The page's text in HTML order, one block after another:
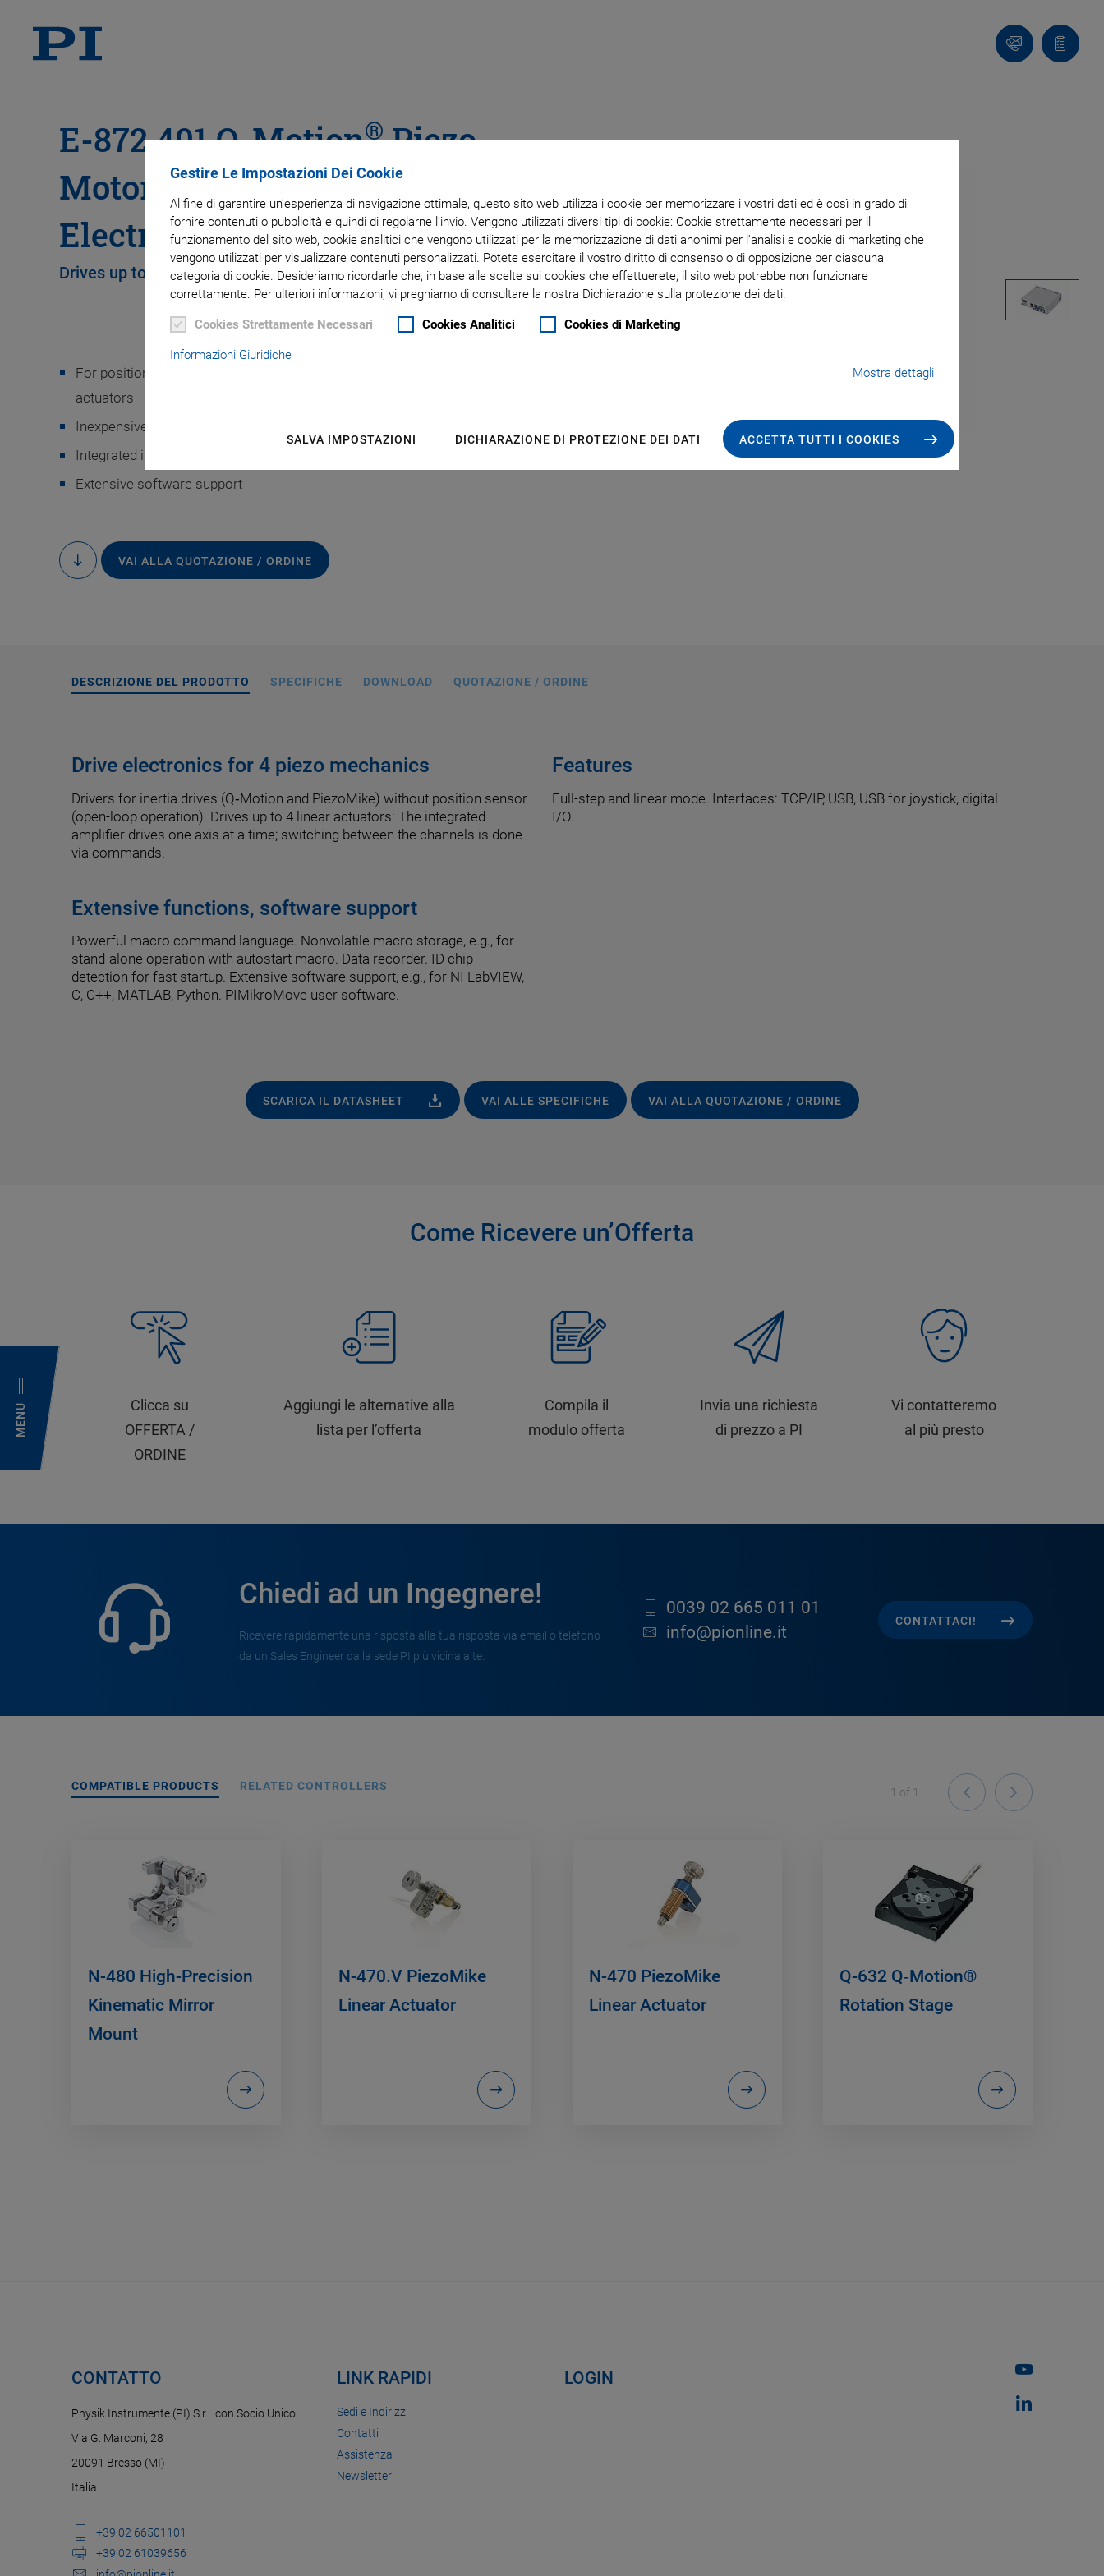
Gestire Le Impostazioni Dei Cookie
Al fine di garantire un'esperienza di navigazione ottimale, questo sito web utilizza i cookie per memorizzare i vostri dati ed è così in grado di
fornire contenuti o pubblicità e quindi di regolarne l'invio. Vengono utilizzati diversi tipi di cookie: Cookie strettamente necessari per il
funzionamento del sito web, cookie analitici che vengono utilizzati per la memorizzazione di dati anonimi per l'analisi e cookie di marketing che
vengono utilizzati per visualizzare contenuti personalizzati. Potete esercitare il vostro diritto di consenso o di opposizione per ciascuna
categoria di cookie. Desideriamo ricordarle che, in base alle scelte sui cookies che effettuerete, il sito web potrebbe non funzionare
correttamente. Per ulteriori informazioni, vi preghiamo di consultare la nostra Dichiarazione sulla protezione dei dati.
Cookies Strettamente Necessari Cookies Analitici Cookies di Marketing
Informazioni Giuridiche
Mostra dettagli
SALVA IMPOSTAZIONI DICHIARAZIONE DI PROTEZIONE DEI DATI ACCETTA TUTTI I COOKIES
MENU
ContattoCarrello
E-872.401 Q-Motion®Piezo
Motor / PiezoMike Drive
Electronics
Drives up to 4 Linear Actuators, Benchtop Device
For positioners with Q-Motion® piezo inertia drives and PiezoMike linear
actuators
Inexpensive, scalable multi-channel concept
Integrated interfaces: TCP/IP, USB, USB for joystick, digital I/O
Extensive software support
to
content
VAI ALLA QUOTAZIONE / ORDINE
DESCRIZIONE DEL PRODOTTO SPECIFICHE DOWNLOAD QUOTAZIONE / ORDINE
Drive electronics for 4 piezo mechanics
Drivers for inertia drives (Q‑Motion and PiezoMike) without position sensor
(open-loop operation). Drives up to 4 linear actuators: The integrated
amplifier drives one axis at a time; switching between the channels is done
via commands.
Extensive functions, software support
Powerful macro command language. Nonvolatile macro storage, e.g., for
stand-alone operation with autostart macro. Data recorder. ID chip
detection for fast startup. Extensive software support, e.g., for NI LabVIEW,
C, C++, MATLAB, Python. PIMikroMove user software.
Features
Full-step and linear mode. Interfaces: TCP/IP, USB, USB for joystick, digital
I/O.
SCARICA IL DATASHEET VAI ALLE SPECIFICHE VAI ALLA QUOTAZIONE / ORDINE
Come Ricevere un’Offerta
Clicca su
OFFERTA /
ORDINE
Aggiungi le alternative alla
lista per l’offerta
Compila il
modulo offerta
Invia una richiesta
di prezzo a PI
Vi contatteremo
al più presto
Chiedi ad un Ingegnere!
Ricevere rapidamente una risposta alla tua risposta via email o telefono
da un Sales Engineer dalla sede PI più vicina a te.
0039 02 665 011 01
info@pionline.it
CONTATTACI!
COMPATIBLE PRODUCTS RELATED CONTROLLERS 1 of 1
N-480 High-Precision
Kinematic Mirror
Mount
N-470.V PiezoMike
Linear Actuator
N-470 PiezoMike
Linear Actuator
Q-632 Q‑Motion®
Rotation Stage
CONTATTO
Physik Instrumente (PI) S.r.l. con Socio Unico
Via G. Marconi, 28
20091 Bresso (MI)
Italia
+39 02 66501101
+39 02 61039656
LINK RAPIDI
Sedi e Indirizzi
Contatti
Assistenza
Newsletter
LOGIN